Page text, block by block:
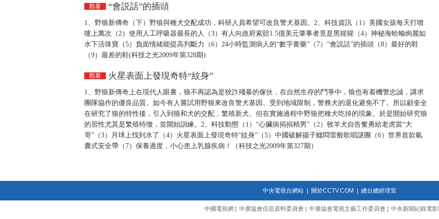
觀看 “會説話”的插頭
1、野狼新傳奇（下）野狼與種犬交配成功，科研人員希望可改良警犬基因。2、科技資訊（1）美國女孩每天打噴
嚏上萬次（2）使用人工呼吸器最長的人（3）有人向政府索賠1.5億美元肇事者竟是黑猩猩（4）神秘海蛤蝓絢麗如
水下活珠寶（5）負面情緒能提高判斷力（6）24小時監測病人的“數字膏藥”（7）“會説話”的插頭（8）最好的鞋
（9）最差的鞋(科技之光2009年第328期)
觀看 火星表面上發現奇特“紋身”
1、野狼新傳奇上在現代人眼裏，狼不再認為是狡詐殘暴的傢伙，在自然生存的鬥爭中，狼也有着機警忠誠，講求
團隊協作的優良品質。如今有人嘗試用野狼來改良警犬基因。受到地域限制，警務犬的退化避免不了。所以顧奎全
在研究了狼的特性後，引入到狼和犬的交配，繁殖新犬。但在實施過程中野狼把種犬吃掉的現象。於是開始研究狼
的習性尤其是繁殖特徵，並開始訓練。2、科技動態（1）“心臟病捐捐精男”（2）牧羊犬自告奮勇給老虎當“大
哥”（3）月球上找到水了（4）火星表面上發現奇特“紋身”（5）中國破解揚子鱷悶雷般歌唱謎團（6）世界首款氣
囊式安全帶（7）保養過度，小心患上乳腺疾病！（科技之光2009年第327期）
中央電視台網站| 關於CCTV.COM 總台總經理室
中國電視網 中廣協會信息資料委員會 中廣協會電視文藝工作委員會 中央新聞紀錄電